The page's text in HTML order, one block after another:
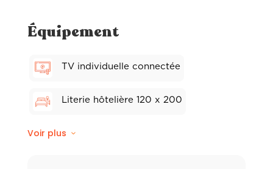
Équipement
TV individuelle connectée
Literie hôtelière 120 x 200
Store électriques
Voir plus